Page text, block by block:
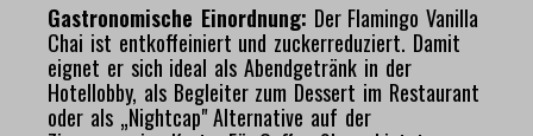
Gastronomische Einordnung: Der Flamingo Vanilla
Chai ist entkoffeiniert und zuckerreduziert. Damit
eignet er sich ideal als Abendgetränk in der
Hotellobby, als Begleiter zum Dessert im Restaurant
oder als „Nightcap" Alternative auf der